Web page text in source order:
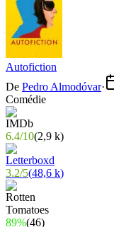
Autofiction
De Pedro Almodóvar·
Comédie
6.4/10(2,9 k)
3.2/5(48,6 k)
89%(46)